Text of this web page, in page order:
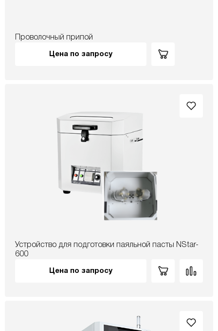
Проволочный припой
Цена по запросу
Устройство для подготовки паяльной пасты NStar-
600
Цена по запросу